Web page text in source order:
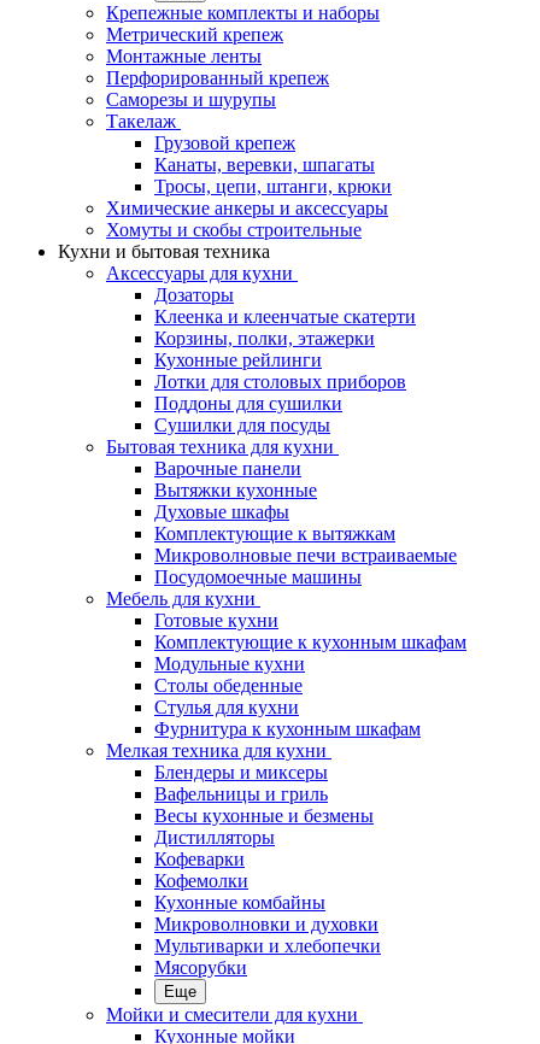
Крепежные комплекты и наборы
Метрический крепеж
Монтажные ленты
Перфорированный крепеж
Саморезы и шурупы
Такелаж
Грузовой крепеж
Канаты, веревки, шпагаты
Тросы, цепи, штанги, крюки
Химические анкеры и аксессуары
Хомуты и скобы строительные
Кухни и бытовая техника
Аксессуары для кухни
Дозаторы
Клеенка и клеенчатые скатерти
Корзины, полки, этажерки
Кухонные рейлинги
Лотки для столовых приборов
Поддоны для сушилки
Сушилки для посуды
Бытовая техника для кухни
Варочные панели
Вытяжки кухонные
Духовые шкафы
Комплектующие к вытяжкам
Микроволновые печи встраиваемые
Посудомоечные машины
Мебель для кухни
Готовые кухни
Комплектующие к кухонным шкафам
Модульные кухни
Столы обеденные
Стулья для кухни
Фурнитура к кухонным шкафам
Мелкая техника для кухни
Блендеры и миксеры
Вафельницы и гриль
Весы кухонные и безмены
Дистилляторы
Кофеварки
Кофемолки
Кухонные комбайны
Микроволновки и духовки
Мультиварки и хлебопечки
Мясорубки
Еще
Мойки и смесители для кухни
Кухонные мойки